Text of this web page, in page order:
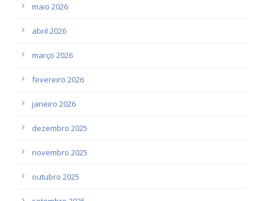
maio 2026
abril 2026
março 2026
fevereiro 2026
janeiro 2026
dezembro 2025
novembro 2025
outubro 2025